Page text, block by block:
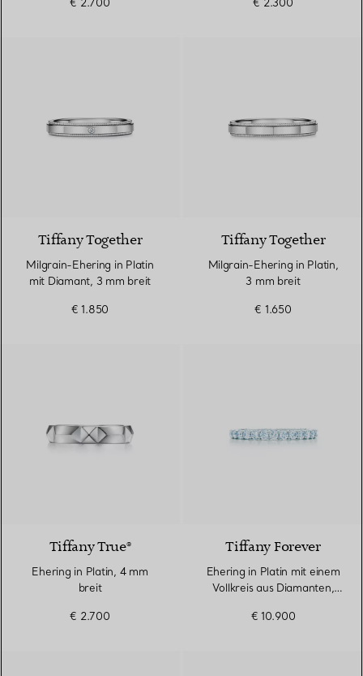
Tiffany Together
Milgrain-Ehering in Platin
mit Diamant, 3 mm breit
€ 1.850
Tiffany Together
Milgrain-Ehering in Platin,
3 mm breit
€ 1.650
Tiffany True®
Ehering in Platin, 4 mm
breit
€ 2.700
Tiffany Forever
Ehering in Platin mit einem
Vollkreis aus Diamanten,
€ 10.900